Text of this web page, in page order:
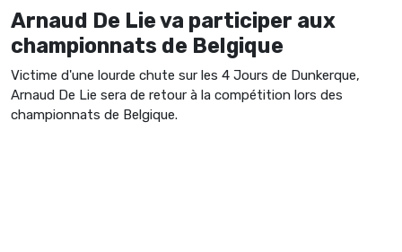
Arnaud De Lie va participer aux
championnats de Belgique
Victime d'une lourde chute sur les 4 Jours de Dunkerque,
Arnaud De Lie sera de retour à la compétition lors des
championnats de Belgique.